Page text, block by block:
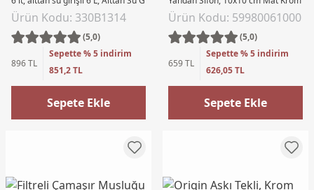
Ürün Kodu: 330B1314
(5,0)
896 TL
Sepette % 5 indirim
851,2 TL
Sepete Ekle
Ürün Kodu: 59980061000
(5,0)
659 TL
Sepette % 5 indirim
626,05 TL
Sepete Ekle